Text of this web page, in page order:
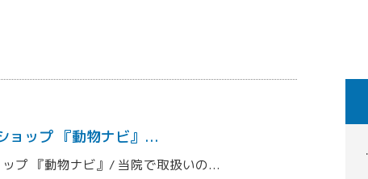
ョップ 『動物ナビ』 ...
プ 『動物ナビ』/ 当院で取扱いの...